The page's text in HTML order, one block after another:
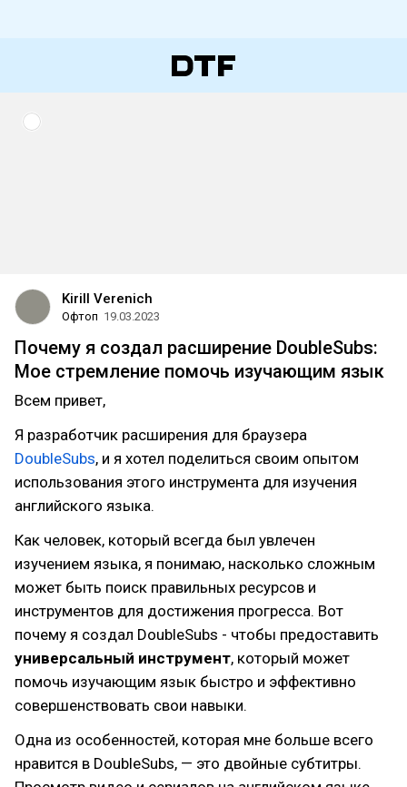
Kirill Verenich
Офтоп 19.03.2023
Почему я создал расширение DoubleSubs:
Мое стремление помочь изучающим язык
Всем привет,
Я разработчик расширения для браузера
DoubleSubs, и я хотел поделиться своим опытом
использования этого инструмента для изучения
английского языка.
Как человек, который всегда был увлечен
изучением языка, я понимаю, насколько сложным
может быть поиск правильных ресурсов и
инструментов для достижения прогресса. Вот
почему я создал DoubleSubs - чтобы предоставить
универсальный инструмент, который может
помочь изучающим язык быстро и эффективно
совершенствовать свои навыки.
Одна из особенностей, которая мне больше всего
нравится в DoubleSubs, — это двойные субтитры.